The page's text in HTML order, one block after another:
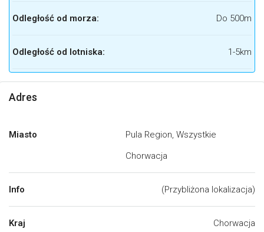
Odległość od morza: Do 500m
Odległość od lotniska: 1-5km
Adres
Miasto
Pula Region, Wszystkie
Chorwacja
Info (Przybliżona lokalizacja)
Kraj Chorwacja